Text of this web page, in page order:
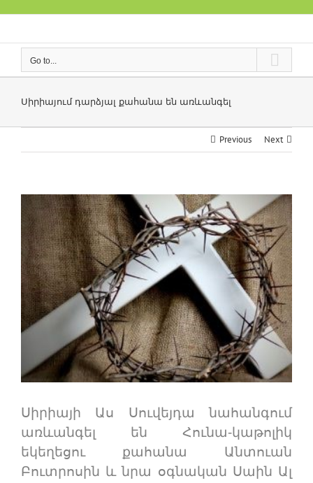
Go to...
Սիրիայում դարձյալ քահանա են առևանգել
Previous Next
Larger
Image
Սիրիայի Աս Սուվեյդա նահանգում
առևանգել են Հունա-կաթոլիկ
եկեղեցու քահանա Անտուան
Բուտրոսին և նրա օգնական Սաին Ալ